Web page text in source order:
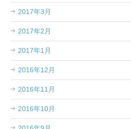
2017年3月
2017年2月
2017年1月
2016年12月
2016年11月
2016年10月